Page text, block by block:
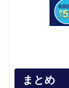
まとめ